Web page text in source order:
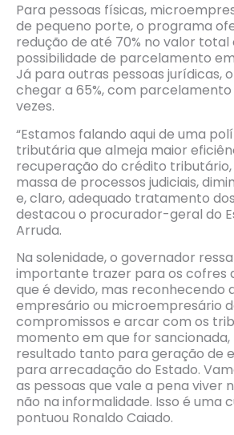
Para pessoas físicas,
de pequeno porte, o programa
redução de até 70% no valor total
possibilidade de parcelamento
Já para outras pessoas jurídicas,
chegar a 65%, com parcelamento
vezes.
“Estamos falando aqui de uma
tributária que almeja maior
recuperação do crédito tributário,
massa de processos judiciais,
e, claro, adequado tratamento
destacou o procurador-geral do
Arruda.
Na solenidade, o governador
importante trazer para os cofres
que é devido, mas reconhecendo
empresário ou microempresário
compromissos e arcar com os
momento em que for
resultado tanto para geração de
para arrecadação do Estado.
as pessoas que vale a pena viver
não na informalidade. Isso é uma
pontuou Ronaldo Caiado.